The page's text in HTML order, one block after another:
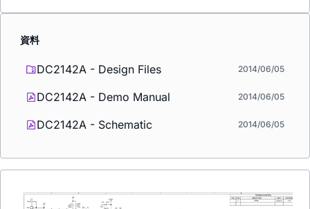
資料
DC2142A - Design Files 2014/06/05
DC2142A - Demo Manual 2014/06/05
DC2142A - Schematic 2014/06/05